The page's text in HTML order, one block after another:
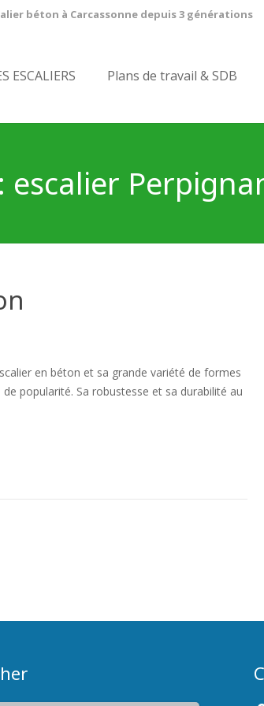
béton à Carcassonne depuis 3 générations
ESCALIERS Plans de travail & SDB
escalier
en béton et sa grande variété de formes
popularité. Sa robustesse et sa durabilité au